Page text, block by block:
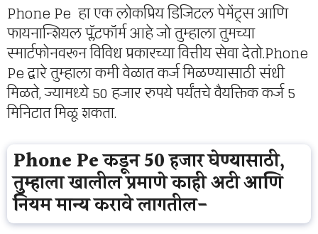
Phone Pe हा एक लोकप्रिय डिजिटल पेमेंट्स आणि
फायनान्शियल प्लॅटफॉर्म आहे जो तुम्हाला तुमच्या
स्मार्टफोनवरून विविध प्रकारच्या वित्तीय सेवा देतो.Phone
Pe द्वारे तुम्हाला कमी वेळात कर्ज मिळण्यासाठी संधी
मिळते, ज्यामध्ये 50 हजार रुपये पर्यंतचे वैयक्तिक कर्ज 5
मिनिटात मिळू शकता.
Phone Pe कडून 50 हजार घेण्यासाठी,
तुम्हाला खालील प्रमाणे काही अटी आणि
नियम मान्य करावे लागतील-